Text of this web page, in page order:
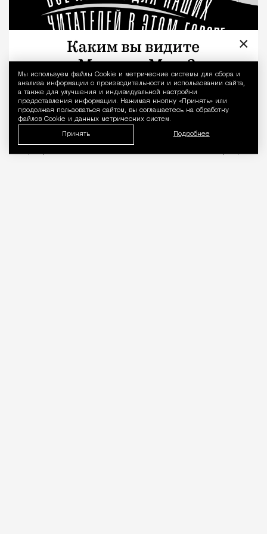
Уведомление
Мы используем файлы Сookie и метрические системы для сбора и
анализа информации о производительности и использовании сайта,
а также для улучшения и индивидуальной настройки
предоставления информации. Нажимая кнопку «Принять» или
продолжая пользоваться сайтом, вы соглашаетесь на обработку
файлов Cookie и данных метрических систем.
Принять Подробнее
×